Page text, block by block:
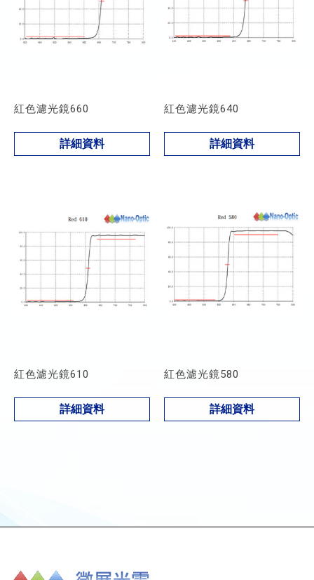
紅色濾光鏡660
詳細資料
紅色濾光鏡640
詳細資料
紅色濾光鏡610
詳細資料
紅色濾光鏡580
詳細資料